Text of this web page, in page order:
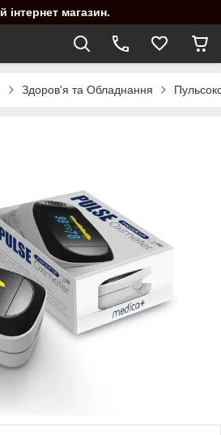
інтернет магазин.
Здоров'я та Обладнання